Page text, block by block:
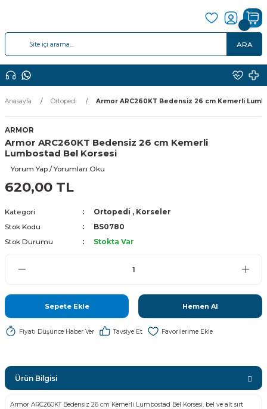
ARA
Anasayfa Ortopedi Armor ARC260KT Bedensiz 26 cm Kemerli
ARMOR
Armor ARC260KT Bedensiz 26 cm Kemerli
Lumbostad Bel Korsesi
Yorum Yap / Yorumları Oku
620,00 TL
Kategori Ortopedi , Korseler
Stok Kodu
BS0780
Stok Durumu
Stokta Var
Sepete Ekle Hemen Al
Fiyatı Düşünce Haber Ver Tavsiye Et
Ürün Bilgisi
Armor ARC260KT Bedensiz 26 cm Kemerli Lumbostad Bel Korsesi, bel ve alt sırt